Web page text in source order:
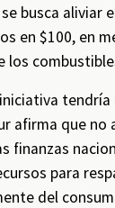
busca aliviar
en $100, en
los
afirma que no
finanzas
para
del